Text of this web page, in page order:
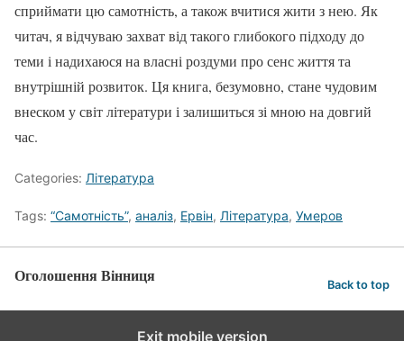
сприймати цю самотність, а також вчитися жити з нею. Як
читач, я відчуваю захват від такого глибокого підходу до
теми і надихаюся на власні роздуми про сенс життя та
внутрішній розвиток. Ця книга, безумовно, стане чудовим
внеском у світ літератури і залишиться зі мною на довгий
час.
Categories: Література
Tags: “Самотність”, аналіз, Ервін, Література, Умеров
Оголошення Вінниця Back to top
Exit mobile version